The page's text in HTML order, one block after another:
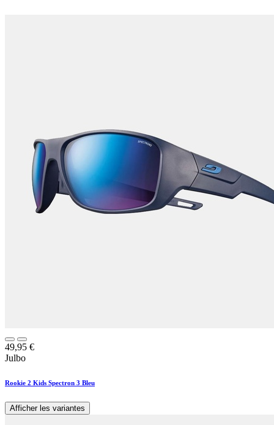
49,95 €
Julbo
Rookie 2 Kids Spectron 3 Bleu
Afficher les variantes